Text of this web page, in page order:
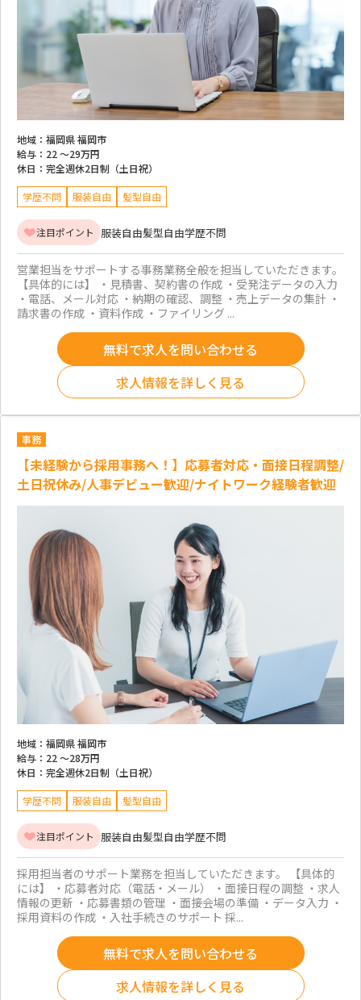
地域： 福岡県 福岡市
給与： 22 ～29万円
休日： 完全週休2日制（土日祝）
学歴不問 服装自由 髪型自由
注目ポイント 服装自由髪型自由学歴不問
営業担当をサポートする事務業務全般を担当していただきます。
【具体的には】 ・見積書、契約書の作成 ・受発注データの入力
・電話、メール対応 ・納期の確認、調整 ・売上データの集計 ・
請求書の作成 ・資料作成 ・ファイリング ...
無料で求人を問い合わせる
求人情報を詳しく見る
事務
【未経験から採用事務へ！】応募者対応・面接日程調整/
土日祝休み/人事デビュー歓迎/ナイトワーク経験者歓迎
地域： 福岡県 福岡市
給与： 22 ～28万円
休日： 完全週休2日制（土日祝）
学歴不問 服装自由 髪型自由
注目ポイント 服装自由髪型自由学歴不問
採用担当者のサポート業務を担当していただきます。 【具体的
には】 ・応募者対応（電話・メール） ・面接日程の調整 ・求人
情報の更新 ・応募書類の管理 ・面接会場の準備 ・データ入力 ・
採用資料の作成 ・入社手続きのサポート 採...
無料で求人を問い合わせる
求人情報を詳しく見る